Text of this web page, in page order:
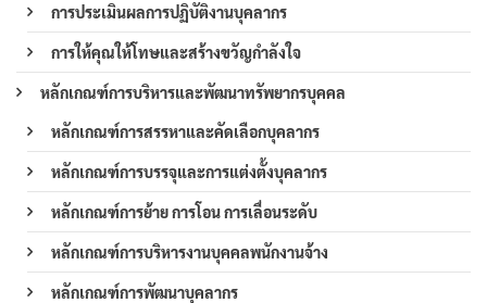
การประเมินผลการปฏิบัติงานบุคลากร
การให้คุณให้โทษและสร้างขวัญกำลังใจ
หลักเกณฑ์การบริหารและพัฒนาทรัพยากรบุคคล
หลักเกณฑ์การสรรหาและคัดเลือกบุคลากร
หลักเกณฑ์การบรรจุและการแต่งตั้งบุคลากร
หลักเกณฑ์การย้าย การโอน การเลื่อนระดับ
หลักเกณฑ์การบริหารงานบุคคลพนักงานจ้าง
หลักเกณฑ์การพัฒนาบุคลากร